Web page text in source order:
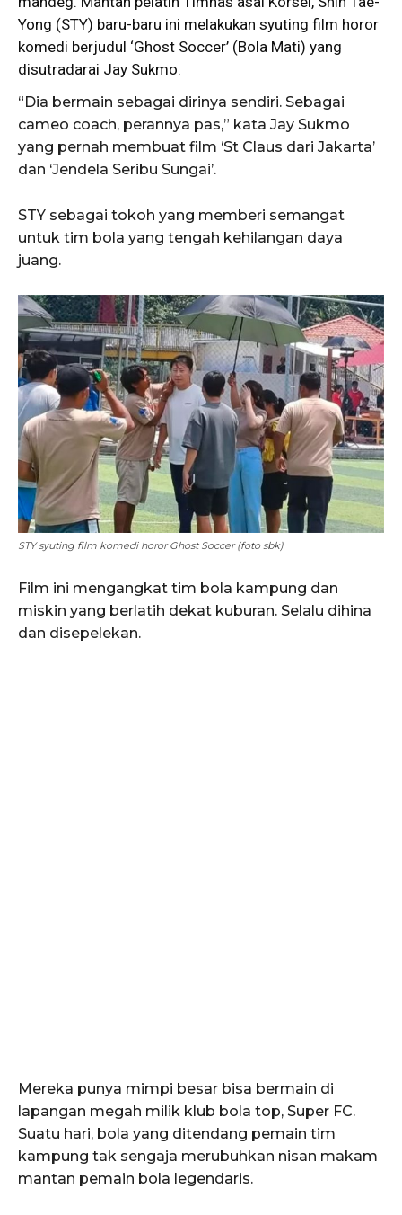
Yong (STY) baru-baru ini melakukan syuting film horor
komedi berjudul ‘Ghost Soccer’ (Bola Mati) yang
disutradarai Jay Sukmo.
“Dia bermain sebagai dirinya sendiri. Sebagai
cameo coach, perannya pas,” kata Jay Sukmo
yang pernah membuat film ‘St Claus dari Jakarta’
dan ‘Jendela Seribu Sungai’.
STY sebagai tokoh yang memberi semangat
untuk tim bola yang tengah kehilangan daya
juang.
STY syuting film komedi horor Ghost Soccer (foto sbk)
Film ini mengangkat tim bola kampung dan
miskin yang berlatih dekat kuburan. Selalu dihina
dan disepelekan.
Mereka punya mimpi besar bisa bermain di
lapangan megah milik klub bola top, Super FC.
Suatu hari, bola yang ditendang pemain tim
kampung tak sengaja merubuhkan nisan makam
mantan pemain bola legendaris.